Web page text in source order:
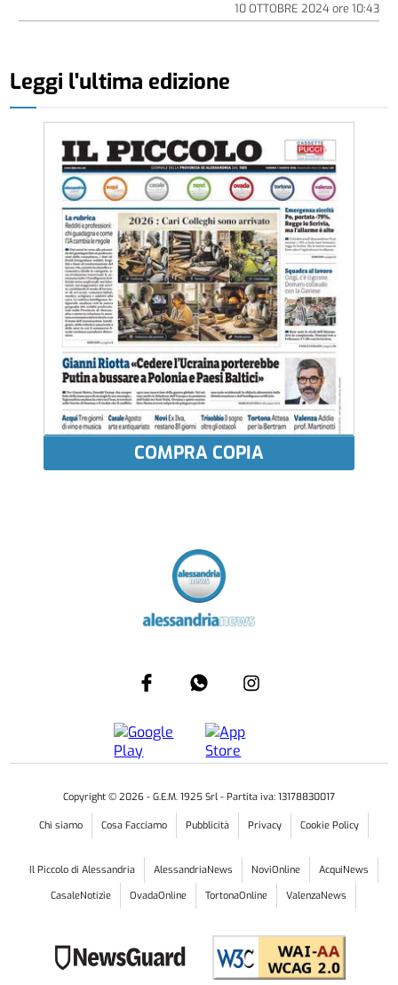
10 OTTOBRE 2024ore 10:43
Leggi l'ultima edizione
COMPRA COPIA
Copyright © 2026 - G.E.M. 1925 Srl - Partita iva: 13178830017
Chi siamo Cosa Facciamo Pubblicità Privacy Cookie Policy
Il Piccolo di Alessandria AlessandriaNews NoviOnline
AcquiNews
CasaleNotizie
OvadaOnline TortonaOnline ValenzaNews